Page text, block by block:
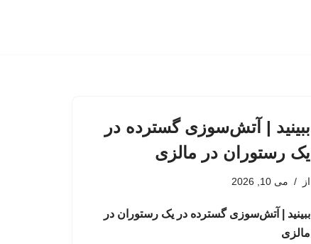
ببینید | آتش‌سوزی گسترده در
یک رستوران در مالزی
از می 10, 2026
ببینید | آتش‌سوزی گسترده در یک رستوران در
مالزی